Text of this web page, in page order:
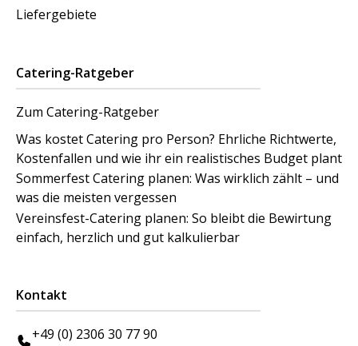
Liefergebiete
Catering-Ratgeber
Zum Catering-Ratgeber
Was kostet Catering pro Person? Ehrliche Richtwerte,
Kostenfallen und wie ihr ein realistisches Budget plant
Sommerfest Catering planen: Was wirklich zählt – und
was die meisten vergessen
Vereinsfest-Catering planen: So bleibt die Bewirtung
einfach, herzlich und gut kalkulierbar
Kontakt
+49 (0) 2306 30 77 90